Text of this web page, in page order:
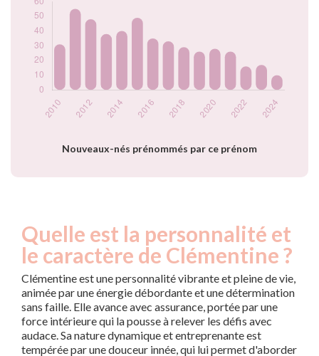
Nouveaux-nés prénommés par ce prénom
Popularité du
2019
2021
2022
2023
10
Quelle est la personnalité et
le caractère de Clémentine ?
Clémentine est une personnalité vibrante et pleine de vie,
animée par une énergie débordante et une détermination
sans faille. Elle avance avec assurance, portée par une
force intérieure qui la pousse à relever les défis avec
audace. Sa nature dynamique et entreprenante est
tempérée par une douceur innée, qui lui permet d'aborder